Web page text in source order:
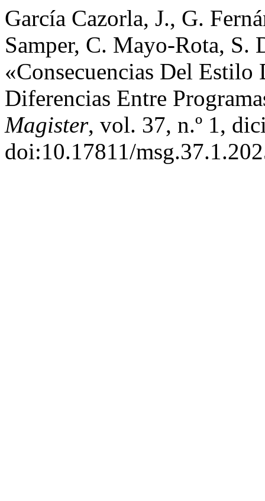
García Cazorla, J., G.
Samper, C. Mayo-Rota,
«Consecuencias Del
Diferencias Entre
Magister, vol. 37, n.º 1,
doi:10.17811/